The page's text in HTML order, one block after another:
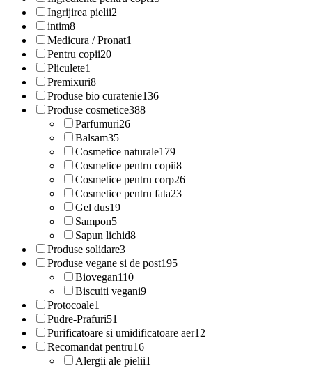
Ingrijirea pielii2
intim8
Medicura / Pronat1
Pentru copii20
Pliculete1
Premixuri8
Produse bio curatenie136
Produse cosmetice388
Parfumuri26
Balsam35
Cosmetice naturale179
Cosmetice pentru copii8
Cosmetice pentru corp26
Cosmetice pentru fata23
Gel dus19
Sampon5
Sapun lichid8
Produse solidare3
Produse vegane si de post195
Biovegan110
Biscuiti vegani9
Protocoale1
Pudre-Prafuri51
Purificatoare si umidificatoare aer12
Recomandat pentru16
Alergii ale pielii1